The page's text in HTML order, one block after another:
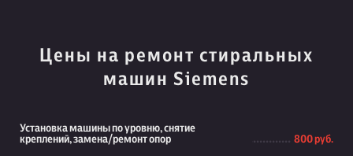
Цены на ремонт стиральных
машин Siemens
Установка машины по уровню, снятие
креплений, замена/ремонт опор
800 руб.